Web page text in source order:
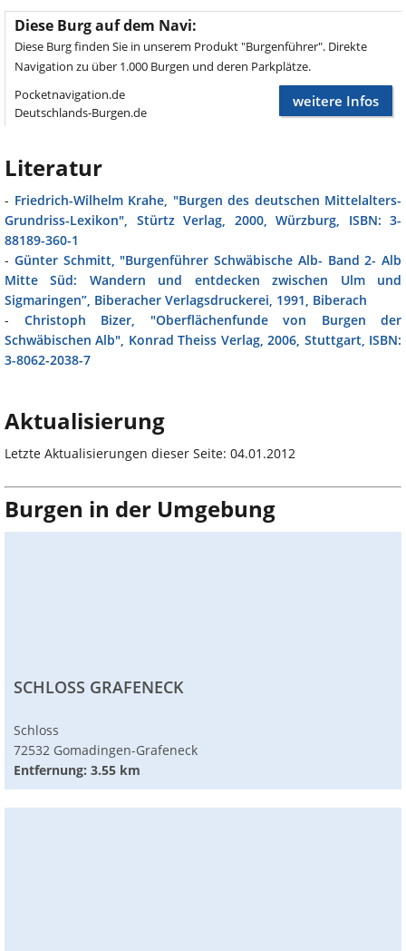
Diese Burg auf dem Navi:
Diese Burg finden Sie in unserem Produkt "Burgenführer". Direkte
Navigation zu über 1.000 Burgen und deren Parkplätze.
Pocketnavigation.de
Deutschlands-Burgen.de
weitere Infos
Literatur
- Friedrich-Wilhelm Krahe, "Burgen des deutschen Mittelalters-
Grundriss-Lexikon", Stürtz Verlag, 2000, Würzburg, ISBN: 3-
88189-360-1
- Günter Schmitt, "Burgenführer Schwäbische Alb- Band 2- Alb
Mitte Süd: Wandern und entdecken zwischen Ulm und
Sigmaringen”, Biberacher Verlagsdruckerei, 1991, Biberach
- Christoph Bizer, "Oberflächenfunde von Burgen der
Schwäbischen Alb", Konrad Theiss Verlag, 2006, Stuttgart, ISBN:
3-8062-2038-7
Aktualisierung
Letzte Aktualisierungen dieser Seite: 04.01.2012
Burgen in der Umgebung
SCHLOSS GRAFENECK
Schloss
72532 Gomadingen-Grafeneck
Entfernung: 3.55 km